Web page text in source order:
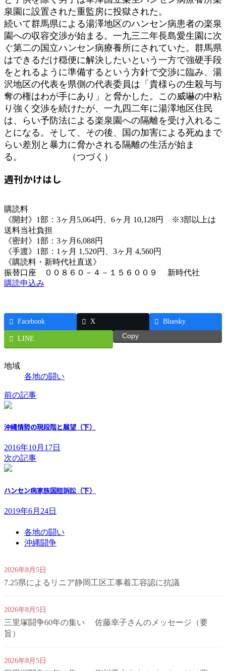
泉園に設置された重監房に投獄された。
続いて群馬県による湯澤地区のハンセン病患者の楽泉
園への収容交渉が始まる。一九三二年長島愛生園に次
ぐ第二の国立ハンセン病療養所にされていた。群馬県
はできるだけ穏便に解決したいという一方で強硬手段
をとれるように準備するという方針で交渉に臨み、湯
沢地区の代表を県側の代表委員は「貴様らの生殺与与
奪の権はわが手にあり」と脅かした。この威嚇の中粘
り強く交渉を続けたが、一九四二年に湯澤地区住民
は、らい予防法による楽泉園への隔離を受け入れるこ
とになる。そして、その後、国の加害による死ぬまで
らい差別と暴力に脅かされる隔離の生活が始ま
る。 （つづく）
週刊かけはし
購読料
《開封》1部：3ヶ月5,064円、6ヶ月 10,128円 ※3部以上は
送料当社負担
《密封》1部：3ヶ月6,088円
《手渡》1部：1ヶ月 1,520円、3ヶ月 4,560円
《購読料・新時代社直送》
振替口座 ００８６０－４－１５６００９ 新時代社
購読申込み
Facebook X Bluesky
LINE Copy
地域
各地の闘い
前の記事
沖縄情勢の現段階と展望（下）
2016年10月17日
次の記事
ハンセン病家族国賠訴訟（下）
2019年6月24日
各地の闘い
沖縄闘争
2026年8月5日
7.25県によるリニア静岡工区工事着工容認に抗議
2026年8月5日
三里塚闘争60年の集い 佐藤幸子さんのメッセージ（要
旨）
2026年8月5日